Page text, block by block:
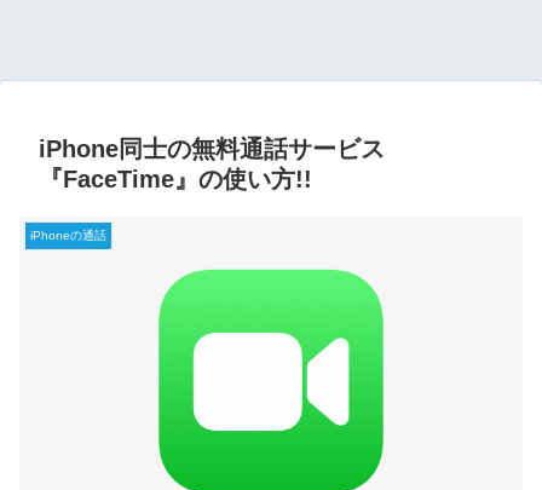
iPhone同士の無料通話サービス
『FaceTime』の使い方!!
iPhoneの通話